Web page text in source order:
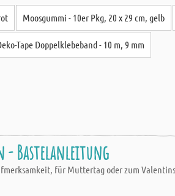
Moosgummi - 10er Pkg, 20 x 29 cm, gelb
Tape Doppelklebeband - 10 m, 9 mm
- Bastelanleitung
für Muttertag oder zum